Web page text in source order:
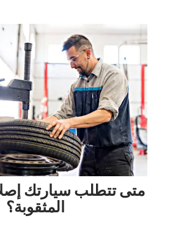
‏متى تتطلب سيارتك
المثقوبة؟‏